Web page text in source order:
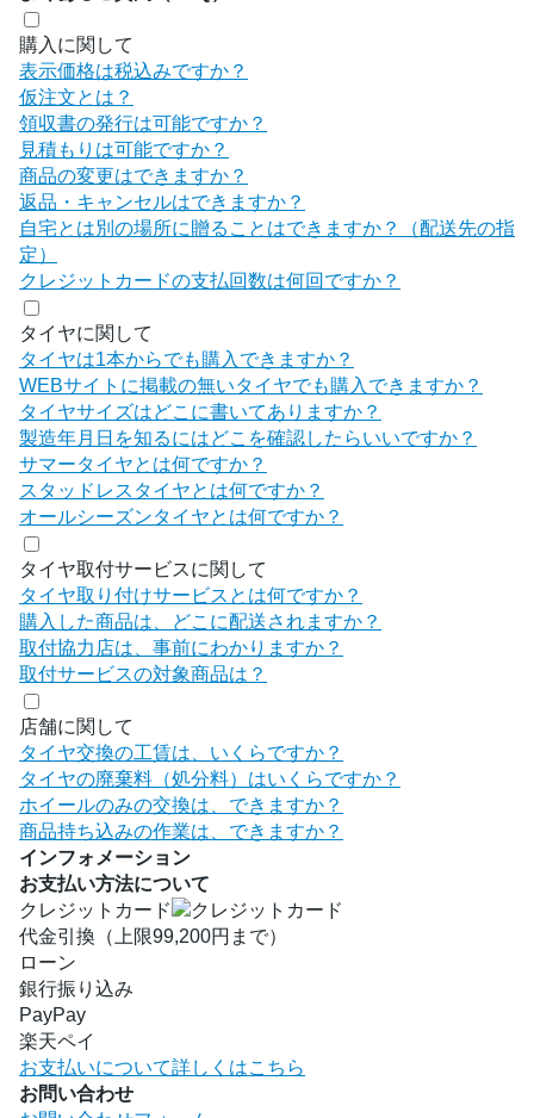
購入に関して
表示価格は税込みですか？
仮注文とは？
領収書の発行は可能ですか？
見積もりは可能ですか？
商品の変更はできますか？
返品・キャンセルはできますか？
自宅とは別の場所に贈ることはできますか？（配送先の指
定）
クレジットカードの支払回数は何回ですか？
タイヤに関して
タイヤは1本からでも購入できますか？
WEBサイトに掲載の無いタイヤでも購入できますか？
タイヤサイズはどこに書いてありますか？
製造年月日を知るにはどこを確認したらいいですか？
サマータイヤとは何ですか？
スタッドレスタイヤとは何ですか？
オールシーズンタイヤとは何ですか？
タイヤ取付サービスに関して
タイヤ取り付けサービスとは何ですか？
購入した商品は、どこに配送されますか？
取付協力店は、事前にわかりますか？
取付サービスの対象商品は？
店舗に関して
タイヤ交換の工賃は、いくらですか？
タイヤの廃棄料（処分料）はいくらですか？
ホイールのみの交換は、できますか？
商品持ち込みの作業は、できますか？
インフォメーション
お支払い方法について
クレジットカード
代金引換（上限99,200円まで）
ローン
銀行振り込み
PayPay
楽天ペイ
お支払いについて詳しくはこちら
お問い合わせ